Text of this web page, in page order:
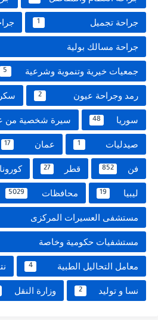
جراحة تجميل 1
جراحة مسالك بولية
جمعيات خيرية وتنموية وشرعية 5
رمد وجراحة عيون 2
سوريا 48 سيرة شخصية من
صيدليات 1 عمان 17
فن 852 قطر 27 كورونا
ليبيا 19 محافظات 5029
مستشفى العسيرات المركزى
مستشفيات حكومية وخاصة
معامل التحاليل الطبية 4
نسا و توليد 2 وزارة النقل